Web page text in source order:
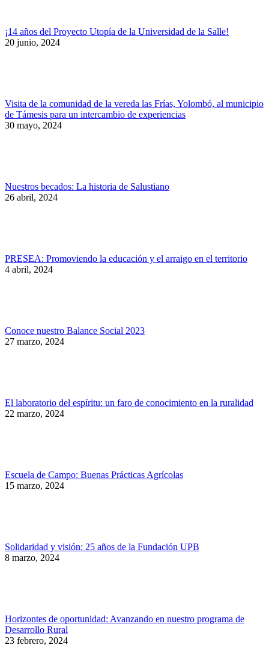
¡14 años del Proyecto Utopía de la Universidad de la Salle!
20 junio, 2024
Visita de la comunidad de la vereda las Frías, Yolombó, al municipio
de Támesis para un intercambio de experiencias
30 mayo, 2024
Nuestros becados: La historia de Salustiano
26 abril, 2024
PRESEA: Promoviendo la educación y el arraigo en el territorio
4 abril, 2024
Conoce nuestro Balance Social 2023
27 marzo, 2024
El laboratorio del espíritu: un faro de conocimiento en la ruralidad
22 marzo, 2024
Escuela de Campo: Buenas Prácticas Agrícolas
15 marzo, 2024
Solidaridad y visión: 25 años de la Fundación UPB
8 marzo, 2024
Horizontes de oportunidad: Avanzando en nuestro programa de
Desarrollo Rural
23 febrero, 2024